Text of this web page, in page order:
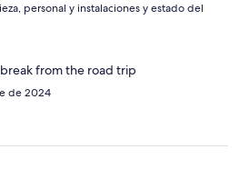
personal y instalaciones y estado del
from the road trip
de 2024